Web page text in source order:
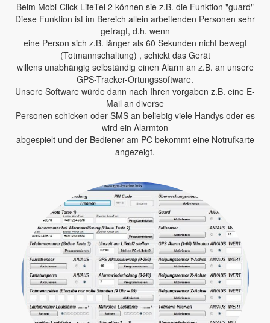
Beim Mobi-Click LifeTel 2 können sie z.B. die Funktion "guard"
Diese Funktion ist im Bereich allein arbeitenden Personen sehr
gefragt, d.h. wenn
eine Person sich z.B. länger als 60 Sekunden nicht bewegt
(Totmannschaltung) , schickt das Gerät
willens unabhängig selbständig einen Alarm an z.B. an unsere
GPS-Tracker-Ortungssoftware.
Unsere Software würde dann nach Ihren vorgaben z.B. eine E-
Mail an diverse
Personen schicken oder SMS an beliebig viele Handys oder es
wird ein Alarmton
abgespielt und der Bediener am PC bekommt eine Notrufkarte
angezeigt.